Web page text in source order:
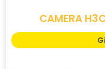
CAMERA